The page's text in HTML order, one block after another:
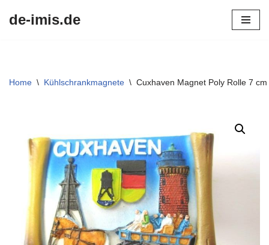
de-imis.de
Home \ Kühlschrankmagnete \ Cuxhaven Magnet Poly Rolle 7